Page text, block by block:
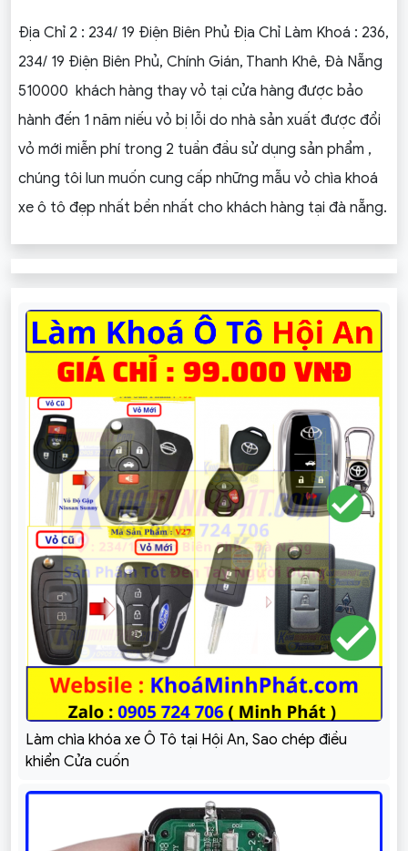
Địa Chỉ 2 : 234/ 19 Điện Biên Phủ Địa Chỉ Làm Khoá : 236,
234/ 19 Điện Biên Phủ, Chính Gián, Thanh Khê, Đà Nẵng
510000 khách hàng thay vỏ tại cửa hàng được bảo
hành đến 1 năm niếu vỏ bị lỗi do nhà sản xuất được đổi
vỏ mới miễn phí trong 2 tuần đầu sử dụng sản phẩm ,
chúng tôi lun muốn cung cấp những mẫu vỏ chìa khoá
xe ô tô đẹp nhất bền nhất cho khách hàng tại đà nẵng.
Làm chìa khóa xe Ô Tô tại Hội An, Sao chép điều
khiển Cửa cuốn